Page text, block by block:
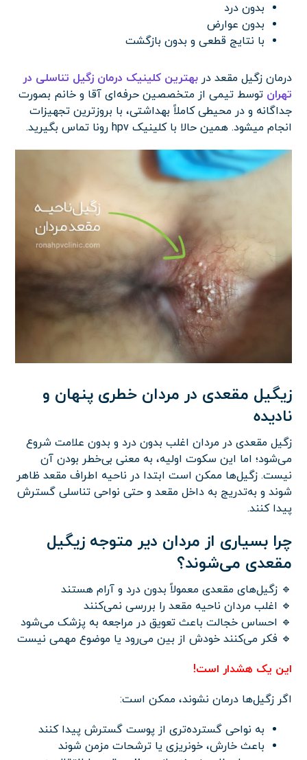
بدون درد
بدون عوارض
با نتایج قطعی و بدون بازگشت
درمان زگیل مقعد دربهترین کلینیک درمان زگیل تناسلی در
تهران توسط تیمی از متخصصین حرفه‌ای آقا و خانم بصورت
جداگانه و در محیطی کاملاً بهداشتی، با بروزترین تجهیزات
انجام میشود. همین حالا با کلینیک hpv رونا تماس بگیرید.
زیگیل مقعدی در مردان خطری پنهان و
نادیده
زگیل مقعدی در مردان اغلب بدون درد و بدون علامت شروع
می‌شود؛ اما این سکوت اولیه، به معنی بی‌خطر بودن آن
نیست. زگیل‌ها ممکن است ابتدا در ناحیه اطراف مقعد ظاهر
شوند و به‌تدریج به داخل مقعد و حتی نواحی تناسلی گسترش
پیدا کنند.
چرا بسیاری از مردان دیر متوجه زیگیل
مقعدی می‌شوند؟
🔹 زگیل‌های مقعدی معمولاً بدون درد و آرام هستند
🔹 اغلب مردان ناحیه مقعد را بررسی نمی‌کنند
🔹 احساس خجالت باعث تعویق در مراجعه به پزشک می‌شود
🔹 فکر می‌کنند خودش از بین می‌رود یا موضوع مهمی نیست
این یک هشدار است!
اگر زگیل‌ها درمان نشوند، ممکن است:
به نواحی گسترده‌تری از پوست گسترش پیدا کنند
باعث خارش، خونریزی یا ترشحات مزمن شوند